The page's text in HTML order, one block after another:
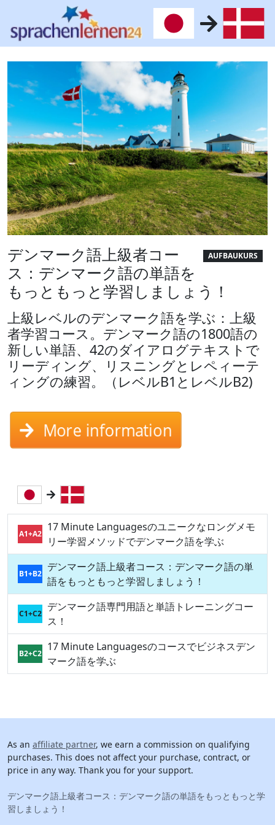
AUFBAUKURS
デンマーク語上級者コー
ス：デンマーク語の単語を
もっともっと学習しましょう！
上級レベルのデンマーク語を学ぶ：上級
者学習コース。デンマーク語の1800語の
新しい単語、42のダイアログテキストで
リーディング、リスニングとレペィーテ
ィングの練習。（レベルB1とレベルB2)
More information
A1+A2
17 Minute Languagesのユニークなロングメモ
リー学習メソッドでデンマーク語を学ぶ
B1+B2
デンマーク語上級者コース：デンマーク語の単
語をもっともっと学習しましょう！
C1+C2
デンマーク語専門用語と単語トレーニングコー
ス！
B2+C2
17 Minute Languagesのコースでビジネスデン
マーク語を学ぶ
As an affiliate partner, we earn a commission on qualifying
purchases. This does not affect your purchase, contract, or
price in any way. Thank you for your support.
デンマーク語上級者コース：デンマーク語の単語をもっともっと学
習しましょう！